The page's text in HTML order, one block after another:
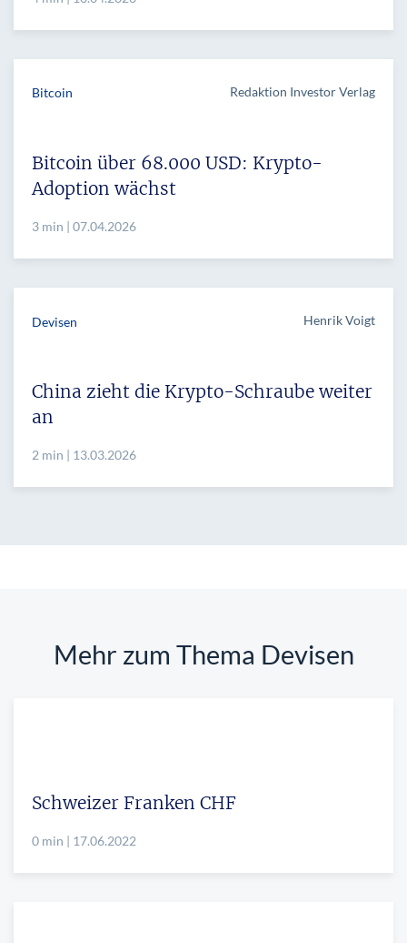
Bitcoin Redaktion Investor Verlag
Bitcoin über 68.000 USD: Krypto-
Adoption wächst
3 min | 07.04.2026
Devisen Henrik Voigt
China zieht die Krypto-Schraube weiter
an
2 min | 13.03.2026
Mehr zum Thema Devisen
Schweizer Franken CHF
0 min | 17.06.2022